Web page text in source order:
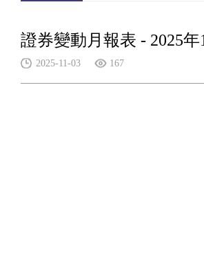
證券變動月報表 - 2025年
2025-11-03 167